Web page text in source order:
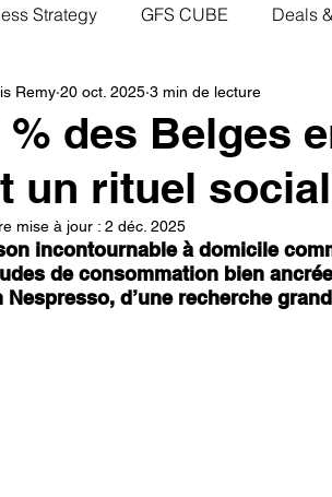
Strategy GFS CUBE Deals
% des Belges
un rituel
Remy 20 oct. 2025 3 min de lecture
mise à jour : 2 déc. 2025
incontournable à domicile
de consommation bien
Nespresso, d’une recherche